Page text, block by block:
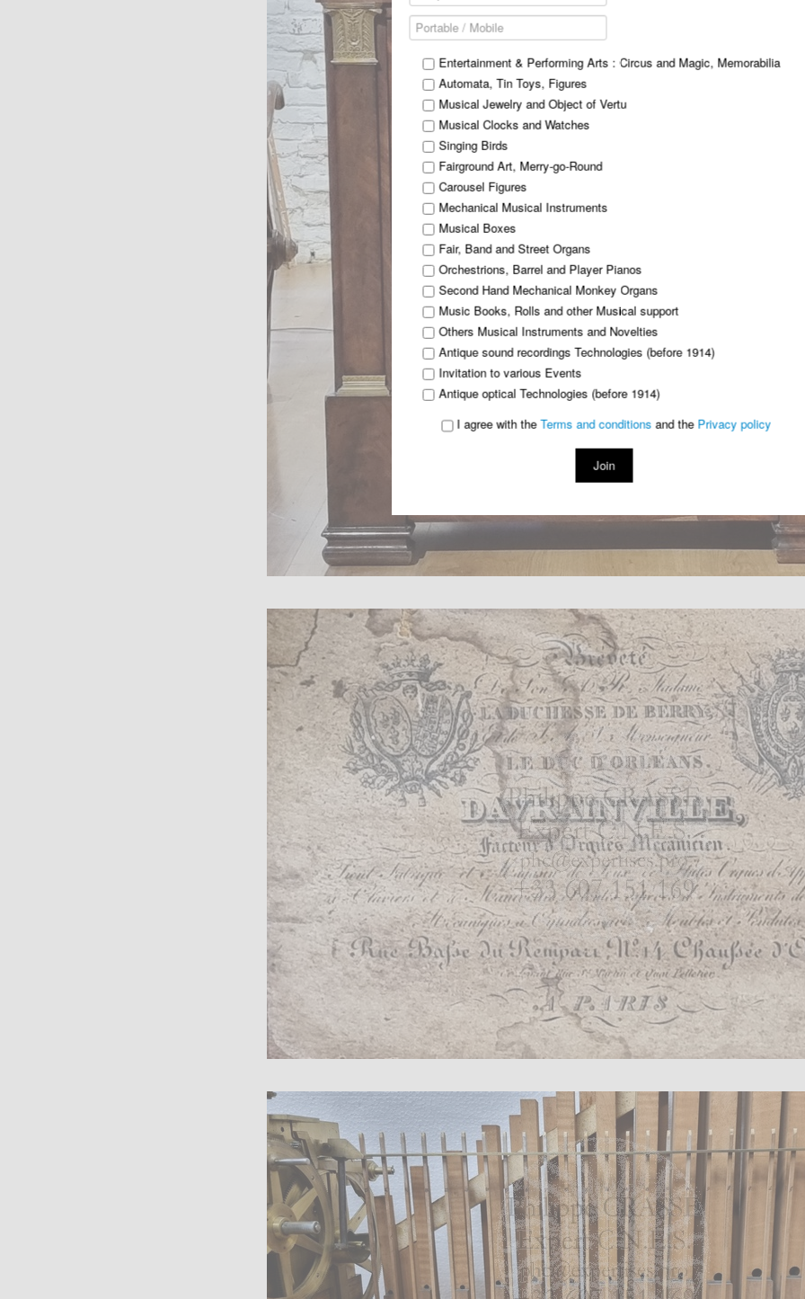
Entertainment & Performing Arts : Circus and Magic, Memorabilia
Automata, Tin Toys, Figures
Musical Jewelry and Object of Vertu
Musical Clocks and Watches
Singing Birds
Fairground Art, Merry-go-Round
Carousel Figures
Mechanical Musical Instruments
Musical Boxes
Fair, Band and Street Organs
Orchestrions, Barrel and Player Pianos
Second Hand Mechanical Monkey Organs
Music Books, Rolls and other Musical support
Others Musical Instruments and Novelties
Antique sound recordings Technologies (before 1914)
Invitation to various Events
Antique optical Technologies (before 1914)
I agree with theTerms and conditions and the Privacy policy
Join